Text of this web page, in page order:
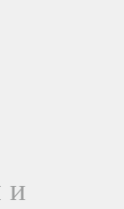
и